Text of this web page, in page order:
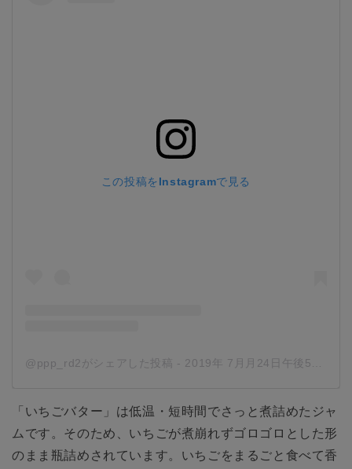
この投稿をInstagramで見る
@ppp_rd2がシェアした投稿 - 2019年 7月月24日午後5時27分PDT
「いちごバター」は低温・短時間でさっと煮詰めたジャ
ムです。そのため、いちごが煮崩れずゴロゴロとした形
のまま瓶詰めされています。いちごをまるごと食べて香